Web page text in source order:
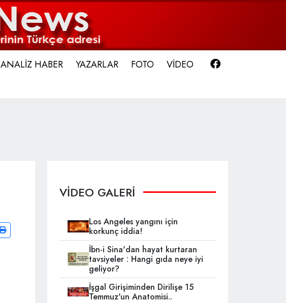
ANALİZ HABER YAZARLAR FOTO VİDEO
VİDEO GALERİ
Los Angeles yangını için
korkunç iddia!
İbn-i Sina'dan hayat kurtaran
tavsiyeler : Hangi gıda neye iyi
geliyor?
İşgal Girişiminden Dirilişe 15
Temmuz'un Anatomisi..